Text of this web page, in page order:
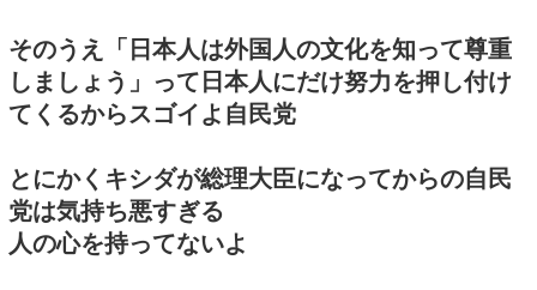
そのうえ「日本人は外国人の文化を知って尊重
しましょう」って日本人にだけ努力を押し付け
てくるからスゴイよ自民党
とにかくキシダが総理大臣になってからの自民
党は気持ち悪すぎる
人の心を持ってないよ